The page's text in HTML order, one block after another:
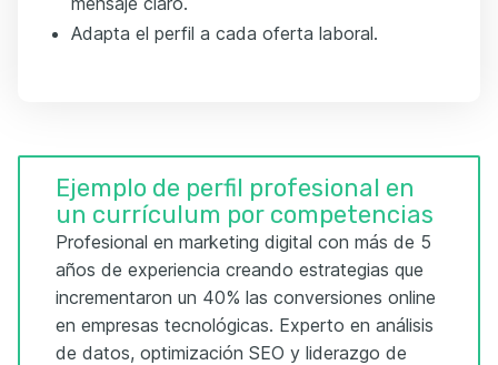
Adapta el perfil a cada oferta laboral.
Ejemplo de perfil profesional en
un currículum por competencias
Profesional en marketing digital con más de 5
años de experiencia creando estrategias que
incrementaron un 40% las conversiones online
en empresas tecnológicas. Experto en análisis
de datos, optimización SEO y liderazgo de